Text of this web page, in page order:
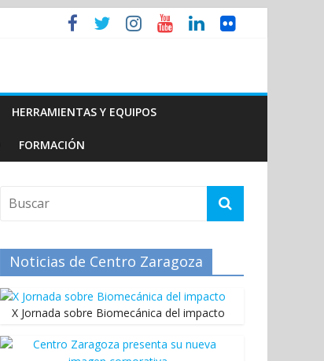
HERRAMIENTAS Y EQUIPOS
FORMACIÓN
Noticias de Centro Zaragoza
X Jornada sobre Biomecánica del impacto